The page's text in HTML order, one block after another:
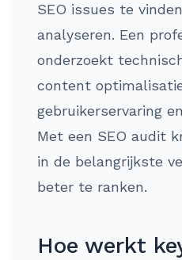
SEO issues te
analyseren. Een
onderzoekt
content
gebruikerservaring
Met een SEO audit
in de belangrijkste
beter te ranken.
Hoe werkt